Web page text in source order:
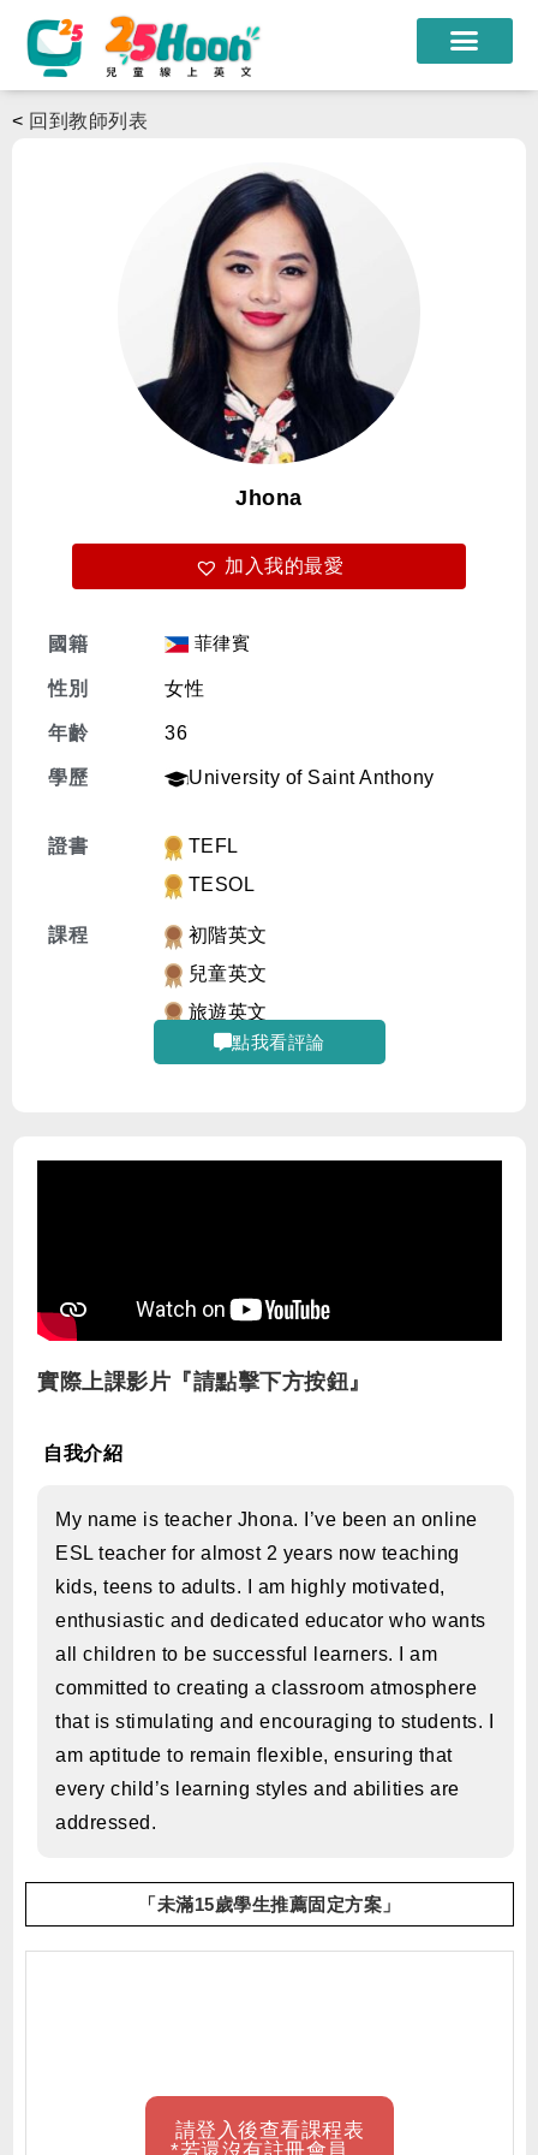
課程教材
限時優惠
學員心得
遊學團
常見問題
免費體驗
< 回到教師列表
Jhona
加入我的最愛
國籍 菲律賓
性別 女性
年齡 36
學歷 University of Saint Anthony
證書
TEFL
TESOL
課程
初階英文
兒童英文
旅遊英文
點我看評論
實際上課影片『請點擊下方按鈕』
自我介紹
My name is teacher Jhona. I’ve been an online
ESL teacher for almost 2 years now teaching
kids, teens to adults. I am highly motivated,
enthusiastic and dedicated educator who wants
all children to be successful learners. I am
committed to creating a classroom atmosphere
that is stimulating and encouraging to students. I
am aptitude to remain flexible, ensuring that
every child’s learning styles and abilities are
addressed.
「未滿15歲學生推薦固定方案」
請登入後查看課程表